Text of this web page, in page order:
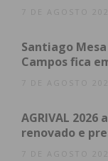
Assine
7 DE AGOSTO
Santiago
Campos fica
7 DE AGOSTO
AGRIVAL
renovado e
7 DE AGOSTO